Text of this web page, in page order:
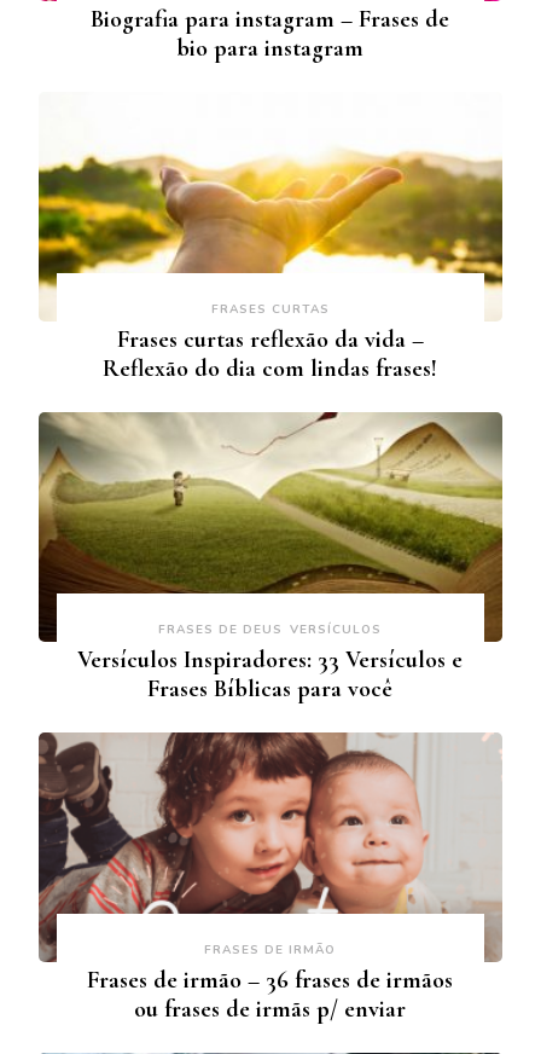
Biografia para instagram – Frases de
bio para instagram
FRASES CURTAS
Frases curtas reflexão da vida –
Reflexão do dia com lindas frases!
FRASES DE DEUS VERSÍCULOS
Versículos Inspiradores: 33 Versículos e
Frases Bíblicas para você
FRASES DE IRMÃO
Frases de irmão – 36 frases de irmãos
ou frases de irmãs p/ enviar